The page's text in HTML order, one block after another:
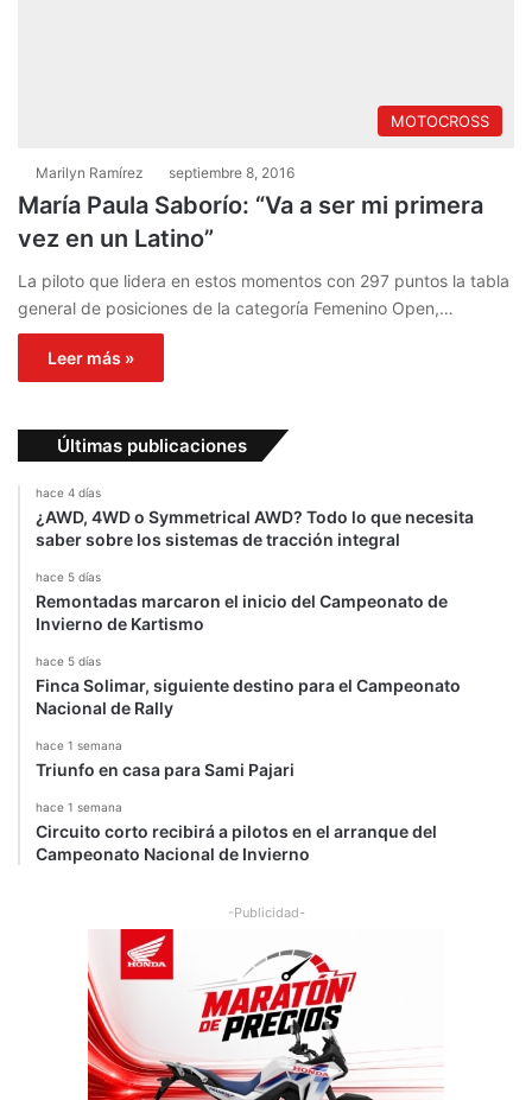
MOTOCROSS
Marilyn Ramírez septiembre 8, 2016
María Paula Saborío: “Va a ser mi primera
vez en un Latino”
La piloto que lidera en estos momentos con 297 puntos la tabla
general de posiciones de la categoría Femenino Open,…
Leer más »
Últimas publicaciones
hace 4 días
¿AWD, 4WD o Symmetrical AWD? Todo lo que necesita
saber sobre los sistemas de tracción integral
hace 5 días
Remontadas marcaron el inicio del Campeonato de
Invierno de Kartismo
hace 5 días
Finca Solimar, siguiente destino para el Campeonato
Nacional de Rally
hace 1 semana
Triunfo en casa para Sami Pajari
hace 1 semana
Circuito corto recibirá a pilotos en el arranque del
Campeonato Nacional de Invierno
-Publicidad-